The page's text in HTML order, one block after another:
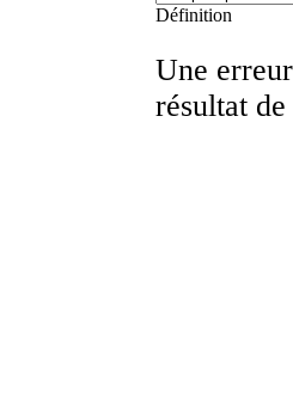
Définition
Une
résultat